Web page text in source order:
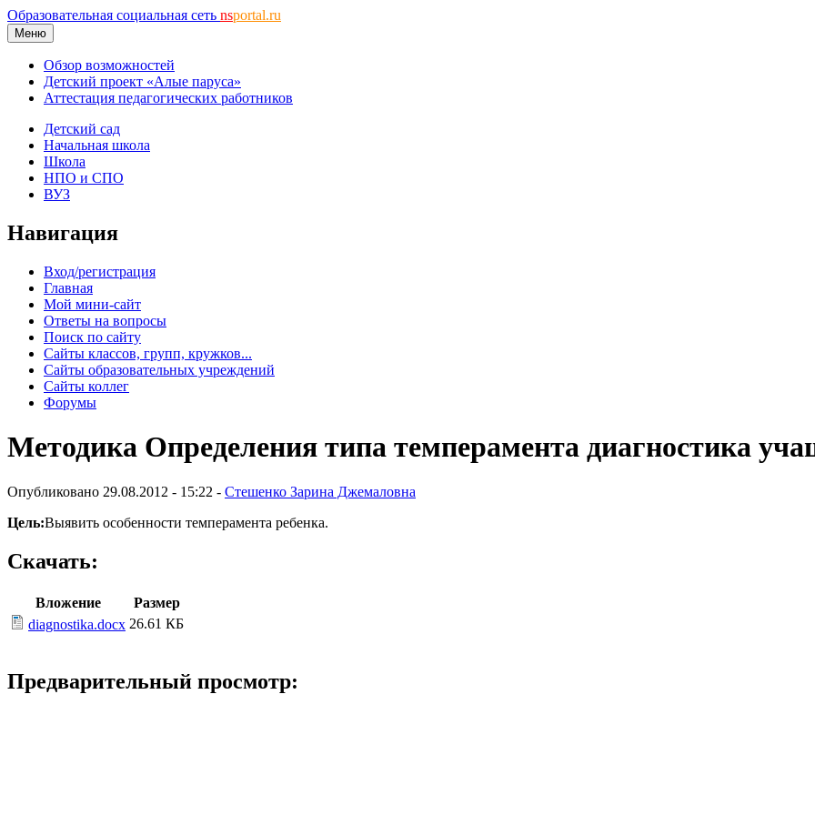
Образовательная социальная сеть nsportal.ru
Меню
Обзор возможностей
Детский проект «Алые паруса»
Аттестация педагогических работников
Детский сад
Начальная школа
Школа
НПО и СПО
ВУЗ
Навигация
Вход/регистрация
Главная
Мой мини-сайт
Ответы на вопросы
Поиск по сайту
Сайты классов, групп, кружков...
Сайты образовательных учреждений
Сайты коллег
Форумы
Методика Определения типа темперамента диагностика
Опубликовано 29.08.2012 - 15:22 - Стешенко Зарина Джемаловна
Цель:Выявить особенности темперамента ребенка.
Скачать:
Вложение
Размер
diagnostika.docx 26.61 КБ
Предварительный просмотр: